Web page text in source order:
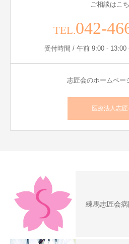
ご相談はこ
TEL.042-
受付時間 / 午前 9:00 - 13:00
志匠会のホームペー
医療法人志匠
練馬志匠会